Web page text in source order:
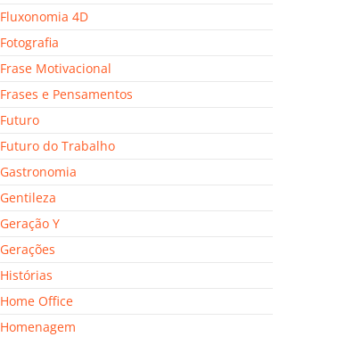
Fluxonomia 4D
Fotografia
Frase Motivacional
Frases e Pensamentos
Futuro
Futuro do Trabalho
Gastronomia
Gentileza
Geração Y
Gerações
Histórias
Home Office
Homenagem